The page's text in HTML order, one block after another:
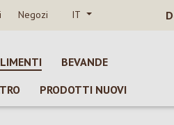
Negozi IT
BEVANDE
PRODOTTI NUOVI